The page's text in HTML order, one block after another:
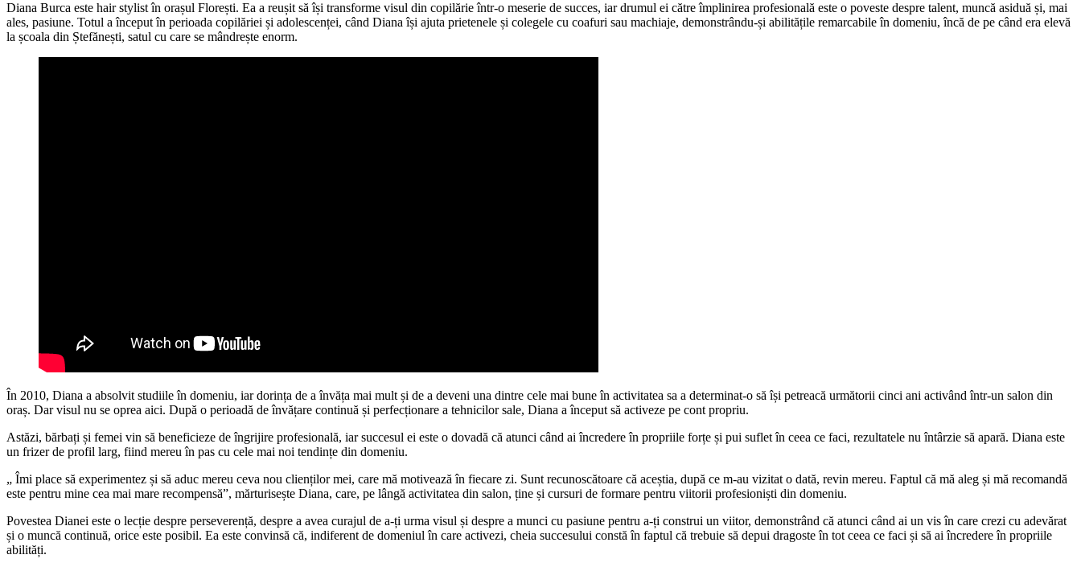
Diana Burca este hair stylist în orașul Florești. Ea a reușit să își transforme visul din copilărie într-o meserie de succes, iar drumul ei către împlinirea profesională este o poveste despre talent, muncă asiduă și, mai
ales, pasiune. Totul a început în perioada copilăriei și adolescenței, când Diana își ajuta prietenele și colegele cu coafuri sau machiaje, demonstrându-și abilitățile remarcabile în domeniu, încă de pe când era elevă
la școala din Ștefănești, satul cu care se mândrește enorm.
În 2010, Diana a absolvit studiile în domeniu, iar dorința de a învăța mai mult și de a deveni una dintre cele mai bune în activitatea sa a determinat-o să își petreacă următorii cinci ani activând într-un salon din
oraș. Dar visul nu se oprea aici. După o perioadă de învățare continuă și perfecționare a tehnicilor sale, Diana a început să activeze pe cont propriu.
Astăzi, bărbați și femei vin să beneficieze de îngrijire profesională, iar succesul ei este o dovadă că atunci când ai încredere în propriile forțe și pui suflet în ceea ce faci, rezultatele nu întârzie să apară. Diana este
un frizer de profil larg, fiind mereu în pas cu cele mai noi tendințe din domeniu.
„ Îmi place să experimentez și să aduc mereu ceva nou clienților mei, care mă motivează în fiecare zi. Sunt recunoscătoare că aceștia, după ce m-au vizitat o dată, revin mereu. Faptul că mă aleg și mă recomandă
este pentru mine cea mai mare recompensă”, mărturisește Diana, care, pe lângă activitatea din salon, ține și cursuri de formare pentru viitorii profesioniști din domeniu.
Povestea Dianei este o lecție despre perseverență, despre a avea curajul de a-ți urma visul și despre a munci cu pasiune pentru a-ți construi un viitor, demonstrând că atunci când ai un vis în care crezi cu adevărat
și o muncă continuă, orice este posibil. Ea este convinsă că, indiferent de domeniul în care activezi, cheia succesului constă în faptul că trebuie să depui dragoste în tot ceea ce faci și să ai încredere în propriile
abilități.